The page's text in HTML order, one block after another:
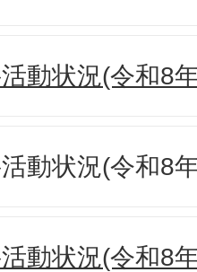
動状況(令和8
動状況(令和8
動状況(令和8